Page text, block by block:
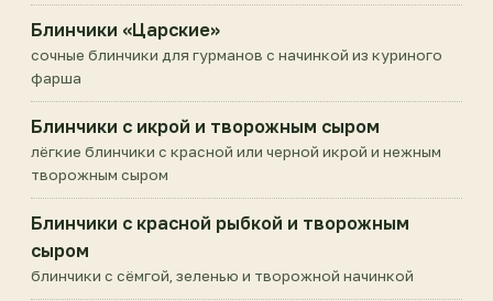
Блинчики «Царские»
сочные блинчики для гурманов с начинкой из куриного
фарша
Блинчики с икрой и творожным сыром
лёгкие блинчики с красной или черной икрой и нежным
творожным сыром
Блинчики с красной рыбкой и творожным
сыром
блинчики с сёмгой, зеленью и творожной начинкой